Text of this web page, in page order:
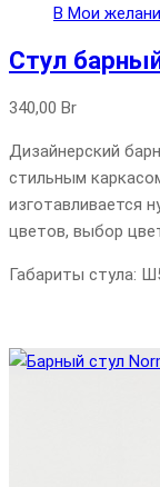
В Мои
Стул
340,00 Br
Дизайнерский
стильным
изготавливается
цветов, выбор
Габариты стула: